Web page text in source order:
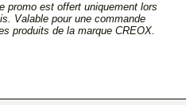
promo est offert uniquement lors
Valable pour une commande
produits de la marque CREOX.